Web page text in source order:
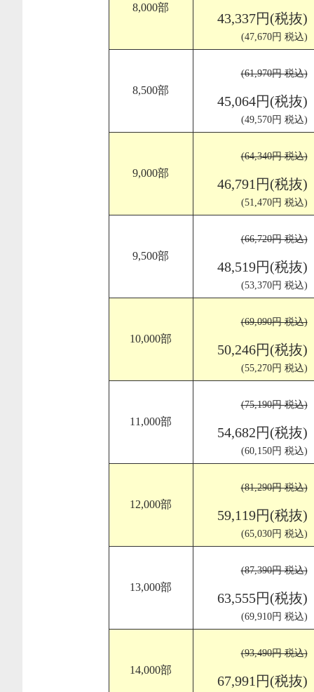
8,000部
43,337円(税抜)
(47,670円 税込)
8,500部
(61,970円 税込)
45,064円(税抜)
(49,570円 税込)
9,000部
(64,340円 税込)
46,791円(税抜)
(51,470円 税込)
9,500部
(66,720円 税込)
48,519円(税抜)
(53,370円 税込)
10,000部
(69,090円 税込)
50,246円(税抜)
(55,270円 税込)
11,000部
(75,190円 税込)
54,682円(税抜)
(60,150円 税込)
12,000部
(81,290円 税込)
59,119円(税抜)
(65,030円 税込)
13,000部
(87,390円 税込)
63,555円(税抜)
(69,910円 税込)
14,000部
(93,490円 税込)
67,991円(税抜)